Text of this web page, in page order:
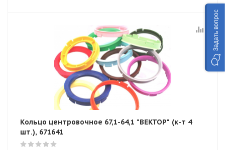
Кольцо центровочное 67,1-64,1 "ВЕКТОР" (к-т 4
шт.), 671641
Задать вопрос